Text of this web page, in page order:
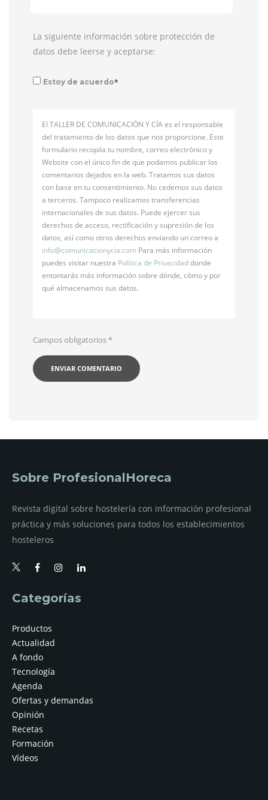
La siguiente información sobre protección de
datos debe leerse y aceptarse:
Estoy de acuerdo*
El TALLER DE COMUNICACIÓN Y CÍA es el responsable
del tratamiento de los datos que nos proporcione. Este
formulario recopila tu nombre, correo electrónico y
Website con el único fin de que podamos publicar los
comentarios dejados en la web. Tratamos sus datos
con base en tu consentimiento. No cedemos sus datos
a terceros. Tampoco realizamos transferencias
internacionales de sus datos. Puede ejercer sus
derechos de acceso, rectificación y supresión de los
datos, así como otros derechos enviando un correo a
info@comunicacionycia.com Para más información
puedes visitar nuestra Política de Privacidaddonde
entontarás más información sobre dónde, cómo y por
qué almacenamos sus datos.
Campos obligatorios*
Sobre ProfesionalHoreca
Revista digital sobre hostelería con información profesional
práctica y más soluciones para todos los establecimientos
hosteleros
Categorías
Productos
Actualidad
A fondo
Tecnología
Agenda
Ofertas y demandas
Opinión
Recetas
Formación
Vídeos